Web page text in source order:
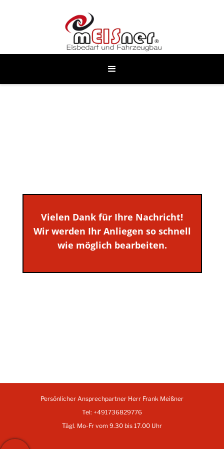
Vielen Dank für Ihre Nachricht!
Wir werden Ihr Anliegen so schnell
wie möglich bearbeiten.
Persönlicher Ansprechpartner Herr Frank Meißner
Tel: +491736829776
Tägl. Mo-Fr vom 9.30 bis 17.00 Uhr